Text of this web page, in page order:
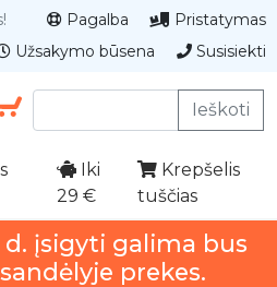
Pagalba
Pristatymas
Užsakymo būsena
Susisiekti
Ieškoti
Iki
29 €
Krepšelis
tuščias
d. įsigyti galima bus
prekes.